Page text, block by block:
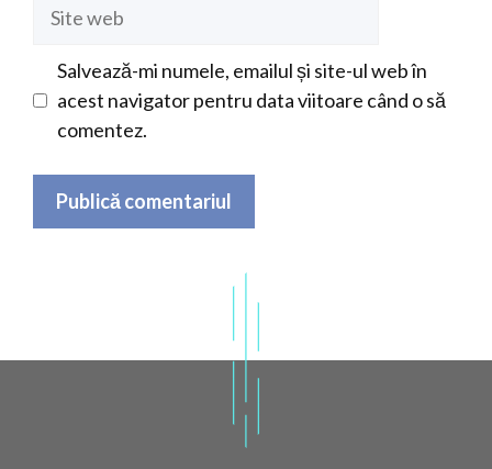
Salvează-mi numele, emailul și site-ul web în
acest navigator pentru data viitoare când o să
comentez.